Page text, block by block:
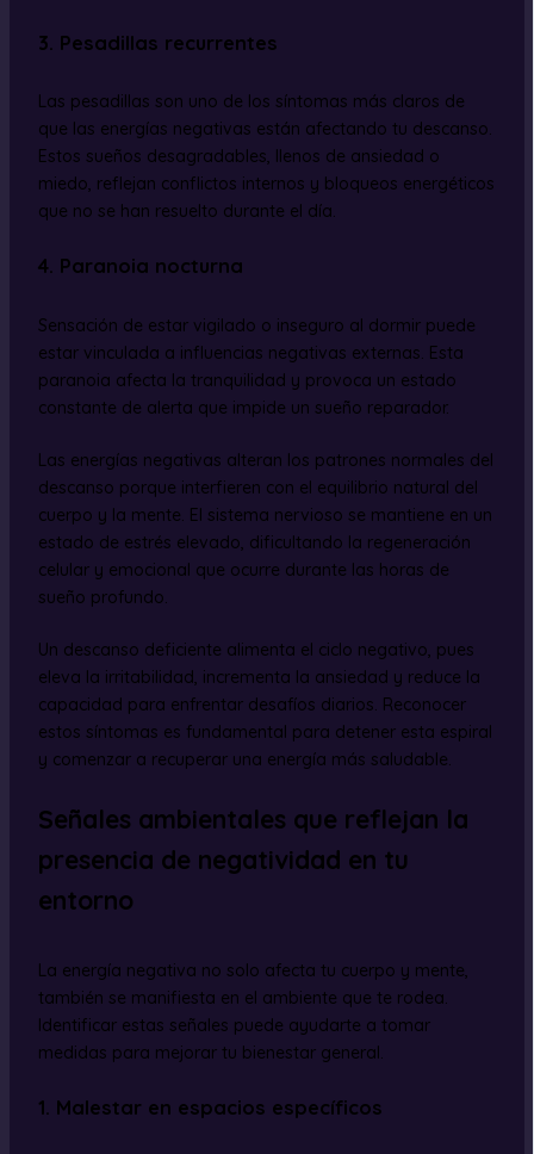
3. Pesadillas recurrentes
Las pesadillas son uno de los síntomas más claros de
que las energías negativas están afectando tu descanso.
Estos sueños desagradables, llenos de ansiedad o
miedo, reflejan conflictos internos y bloqueos energéticos
que no se han resuelto durante el día.
4. Paranoia nocturna
Sensación de estar vigilado o inseguro al dormir puede
estar vinculada a influencias negativas externas. Esta
paranoia afecta la tranquilidad y provoca un estado
constante de alerta que impide un sueño reparador.
Las energías negativas alteran los patrones normales del
descanso porque interfieren con el equilibrio natural del
cuerpo y la mente. El sistema nervioso se mantiene en un
estado de estrés elevado, dificultando la regeneración
celular y emocional que ocurre durante las horas de
sueño profundo.
Un descanso deficiente alimenta el ciclo negativo, pues
eleva la irritabilidad, incrementa la ansiedad y reduce la
capacidad para enfrentar desafíos diarios. Reconocer
estos síntomas es fundamental para detener esta espiral
y comenzar a recuperar una energía más saludable.
Señales ambientales que reflejan la
presencia de negatividad en tu
entorno
La energía negativa no solo afecta tu cuerpo y mente,
también se manifiesta en el ambiente que te rodea.
Identificar estas señales puede ayudarte a tomar
medidas para mejorar tu bienestar general.
1. Malestar en espacios específicos